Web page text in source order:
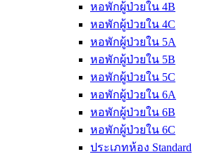
หอพักผู้ป่วยใน 4B
หอพักผู้ป่วยใน 4C
หอพักผู้ป่วยใน 5A
หอพักผู้ป่วยใน 5B
หอพักผู้ป่วยใน 5C
หอพักผู้ป่วยใน 6A
หอพักผู้ป่วยใน 6B
หอพักผู้ป่วยใน 6C
ประเภทห้อง Standard